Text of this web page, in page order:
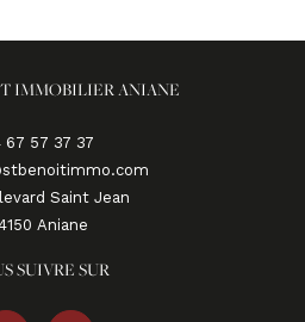
IMMOBILIER ANIANE
67 57 37 37
Saint Jean
aniane
SUIVRE SUR